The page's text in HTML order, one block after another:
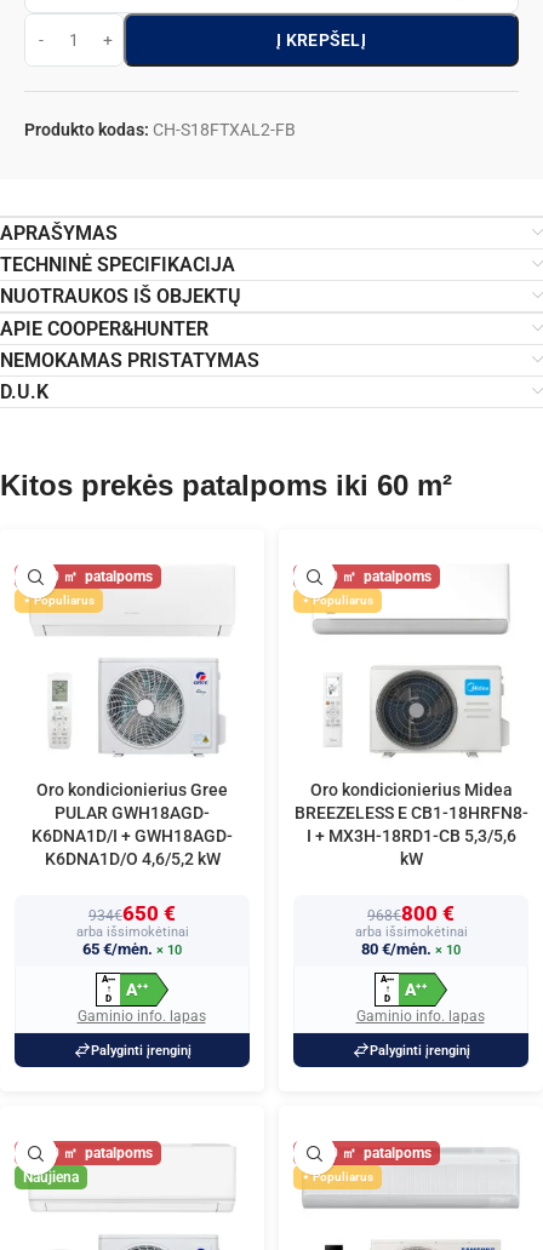
Į KREPŠELĮ
Produkto kodas: CH-S18FTXAL2-FB
APRAŠYMAS
TECHNINĖ SPECIFIKACIJA
NUOTRAUKOS IŠ OBJEKTŲ
APIE COOPER&HUNTER
NEMOKAMAS PRISTATYMAS
D.U.K
Kitos prekės patalpoms iki 60 m²
60
Populiarus
Oro kondicionierius Gree
PULAR GWH18AGD-
K6DNA1D/I + GWH18AGD-
K6DNA1D/O 4,6/5,2 kW
934€650 €
arba išsimokėtinai
65 €/mėn. × 10
A+++
↑
D
A++
Gaminio info. lapas
Palyginti įrenginį
60
Populiarus
Oro kondicionierius Midea
BREEZELESS E CB1-18HRFN8-
I + MX3H-18RD1-CB 5,3/5,6
kW
968€800 €
arba išsimokėtinai
80 €/mėn. × 10
A+++
↑
D
A++
Gaminio info. lapas
Palyginti įrenginį
60
Naujiena
60
Populiarus